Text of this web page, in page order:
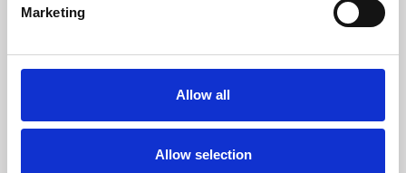
Marketing
Allow all
Allow selection
Vecchio Marino maison mitoyenne avec